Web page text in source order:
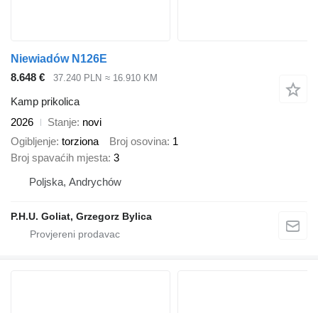
Niewiadów N126E
8.648 €
37.240 PLN ≈ 16.910 KM
Kamp prikolica
2026
Stanje novi
Ogibljenje torziona Broj osovina 1
Broj spavaćih mjesta 3
Poljska, Andrychów
P.H.U. Goliat, Grzegorz Bylica